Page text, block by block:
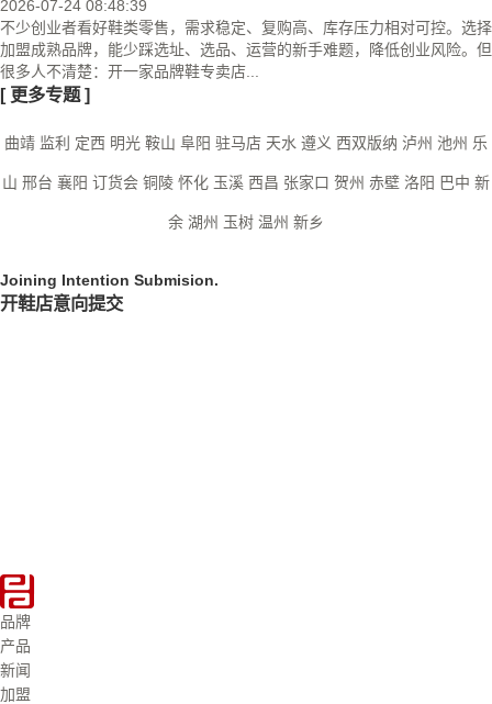
2026-07-24 08:48:39
不少创业者看好鞋类零售，需求稳定、复购高、库存压力相对可控。选择
加盟成熟品牌，能少踩选址、选品、运营的新手难题，降低创业风险。但
很多人不清楚：开一家品牌鞋专卖店...
[ 更多专题 ]
曲靖 监利 定西 明光 鞍山 阜阳 驻马店 天水 遵义 西双版纳 泸州 池州 乐
山 邢台 襄阳 订货会 铜陵 怀化 玉溪 西昌 张家口 贺州 赤壁 洛阳 巴中 新
余 湖州 玉树 温州 新乡
Joining Intention Submision.
开鞋店意向提交
品牌
产品
新闻
加盟